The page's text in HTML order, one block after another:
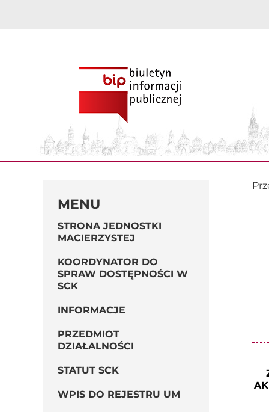
MENU
STRONA JEDNOSTKI
MACIERZYSTEJ
KOORDYNATOR DO
SPRAW DOSTĘPNOŚCI W
SCK
INFORMACJE
PRZEDMIOT
DZIAŁALNOŚCI
STATUT SCK
WPIS DO REJESTRU UM